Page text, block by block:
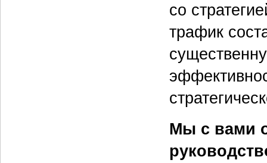
со
трафик
Мы с вами